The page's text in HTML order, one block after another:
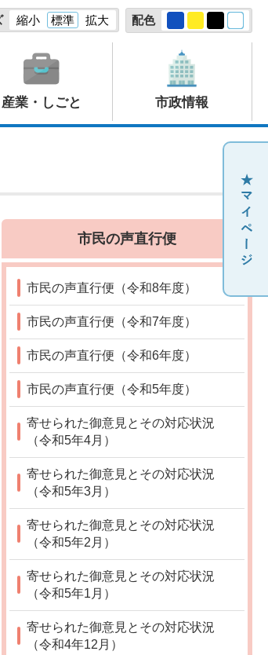
縮小 標準 拡大 配色
産業・しごと 市政情報
市民の声直行便
市民の声直行便（令和8年度）
市民の声直行便（令和7年度）
市民の声直行便（令和6年度）
市民の声直行便（令和5年度）
寄せられた御意見とその対応状況
（令和5年4月）
寄せられた御意見とその対応状況
（令和5年3月）
寄せられた御意見とその対応状況
（令和5年2月）
寄せられた御意見とその対応状況
（令和5年1月）
寄せられた御意見とその対応状況
（令和4年12月）